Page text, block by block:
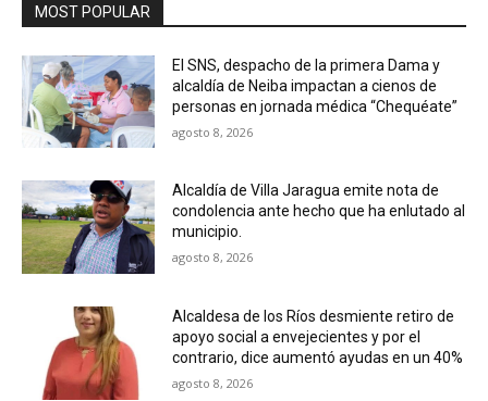
MOST POPULAR
El SNS, despacho de la primera Dama y
alcaldía de Neiba impactan a cienos de
personas en jornada médica “Chequéate”
agosto 8, 2026
Alcaldía de Villa Jaragua emite nota de
condolencia ante hecho que ha enlutado al
municipio.
agosto 8, 2026
Alcaldesa de los Ríos desmiente retiro de
apoyo social a envejecientes y por el
contrario, dice aumentó ayudas en un 40%
agosto 8, 2026